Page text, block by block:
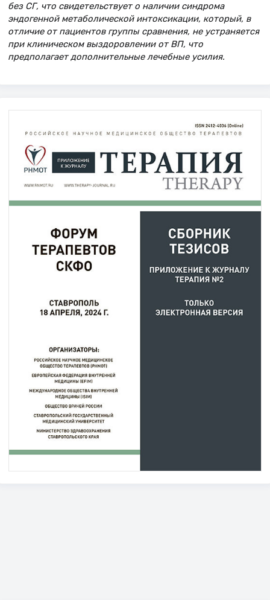
без СГ, что свидетельствует о наличии синдрома
эндогенной метаболической интоксикации, который, в
отличие от пациентов группы сравнения, не устраняется
при клиническом выздоровлении от ВП, что
предполагает дополнительные лечебные усилия.